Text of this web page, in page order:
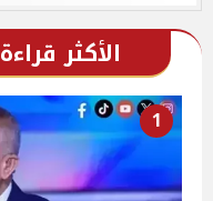
الأكثر قراءة
1